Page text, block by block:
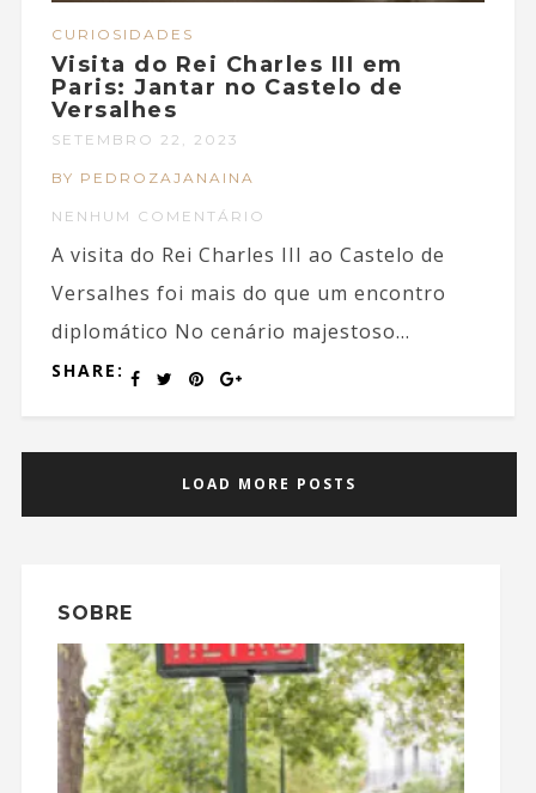
CURIOSIDADES
Visita do Rei Charles III em
Paris: Jantar no Castelo de
Versalhes
SETEMBRO 22, 2023
BY PEDROZAJANAINA
NENHUM COMENTÁRIO
A visita do Rei Charles III ao Castelo de
Versalhes foi mais do que um encontro
diplomático No cenário majestoso...
SHARE:
LOAD MORE POSTS
SOBRE